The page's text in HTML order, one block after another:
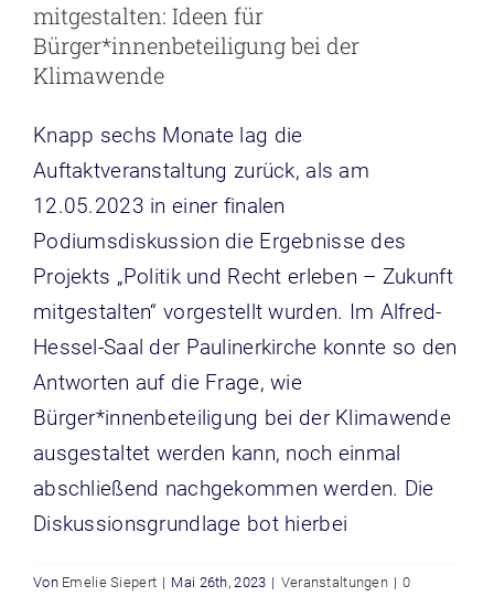
mitgestalten: Ideen für
Bürger*innenbeteiligung bei der
Klimawende
Knapp sechs Monate lag die
Auftaktveranstaltung zurück, als am
12.05.2023 in einer finalen
Podiumsdiskussion die Ergebnisse des
Projekts „Politik und Recht erleben – Zukunft
mitgestalten“ vorgestellt wurden. Im Alfred-
Hessel-Saal der Paulinerkirche konnte so den
Antworten auf die Frage, wie
Bürger*innenbeteiligung bei der Klimawende
ausgestaltet werden kann, noch einmal
abschließend nachgekommen werden. Die
Diskussionsgrundlage bot hierbei
Von Emelie Siepert | Mai 26th, 2023 | Veranstaltungen | 0